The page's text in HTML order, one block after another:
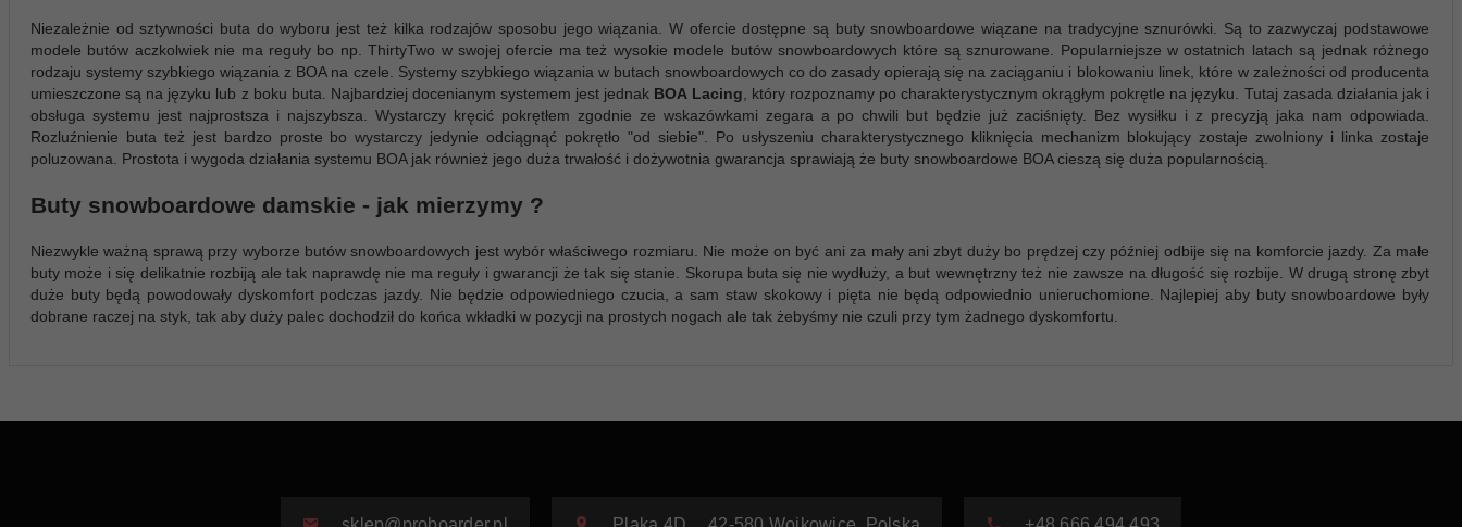
Niezależnie od sztywności buta do wyboru jest też kilka rodzajów sposobu jego wiązania. W ofercie dostępne są buty snowboardowe wiązane na tradycyjne sznurówki. Są to zazwyczaj podstawowe
modele butów aczkolwiek nie ma reguły bo np. ThirtyTwo w swojej ofercie ma też wysokie modele butów snowboardowych które są sznurowane. Popularniejsze w ostatnich latach są jednak różnego
rodzaju systemy szybkiego wiązania z BOA na czele. Systemy szybkiego wiązania w butach snowboardowych co do zasady opierają się na zaciąganiu i blokowaniu linek, które w zależności od producenta
umieszczone są na języku lub z boku buta. Najbardziej docenianym systemem jest jednak BOA Lacing, który rozpoznamy po charakterystycznym okrągłym pokrętle na języku. Tutaj zasada działania jak i
obsługa systemu jest najprostsza i najszybsza. Wystarczy kręcić pokrętłem zgodnie ze wskazówkami zegara a po chwili but będzie już zaciśnięty. Bez wysiłku i z precyzją jaka nam odpowiada.
Rozluźnienie buta też jest bardzo proste bo wystarczy jedynie odciągnąć pokrętło "od siebie". Po usłyszeniu charakterystycznego kliknięcia mechanizm blokujący zostaje zwolniony i linka zostaje
poluzowana. Prostota i wygoda działania systemu BOA jak również jego duża trwałość i dożywotnia gwarancja sprawiają że buty snowboardowe BOA cieszą się duża popularnością.
Buty snowboardowe damskie - jak mierzymy ?
Niezwykle ważną sprawą przy wyborze butów snowboardowych jest wybór właściwego rozmiaru. Nie może on być ani za mały ani zbyt duży bo prędzej czy później odbije się na komforcie jazdy. Za małe
buty może i się delikatnie rozbiją ale tak naprawdę nie ma reguły i gwarancji że tak się stanie. Skorupa buta się nie wydłuży, a but wewnętrzny też nie zawsze na długość się rozbije. W drugą stronę zbyt
duże buty będą powodowały dyskomfort podczas jazdy. Nie będzie odpowiedniego czucia, a sam staw skokowy i pięta nie będą odpowiednio unieruchomione. Najlepiej aby buty snowboardowe były
dobrane raczej na styk, tak aby duży palec dochodził do końca wkładki w pozycji na prostych nogach ale tak żebyśmy nie czuli przy tym żadnego dyskomfortu.